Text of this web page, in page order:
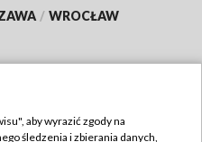
/ WROCŁAW
aby wyrazić zgody na
śledzenia i zbierania danych,